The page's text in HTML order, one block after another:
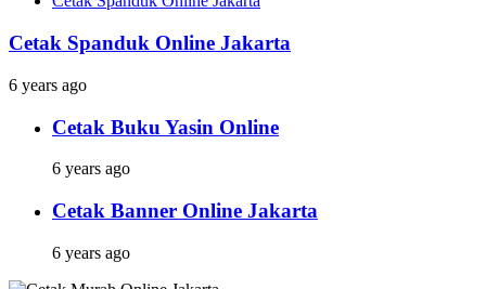
Cetak Spanduk Online Jakarta
6 years ago
Cetak Buku Yasin Online
6 years ago
Cetak Banner Online Jakarta
6 years ago